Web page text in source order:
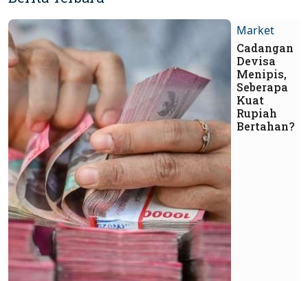
Market
Cadangan
Devisa
Menipis,
Seberapa
Kuat
Rupiah
Bertahan?